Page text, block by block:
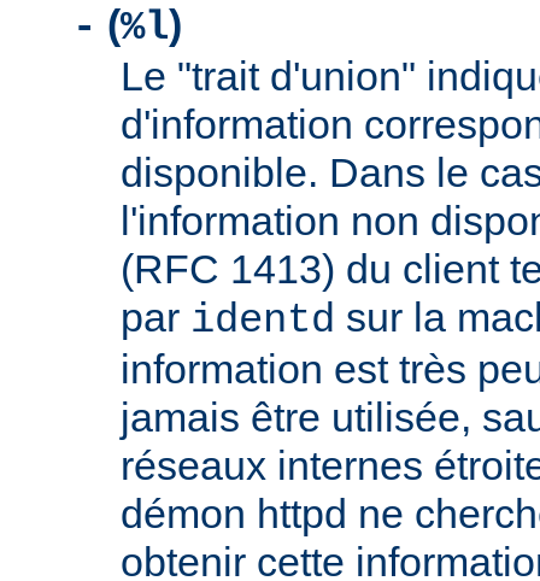
- (%l)
Le "trait d'union"
d'information
disponible. Dans le
l'information non
(RFC 1413) du client
par identd sur la
information est très
jamais être utilisée,
réseaux internes
démon httpd ne
obtenir cette